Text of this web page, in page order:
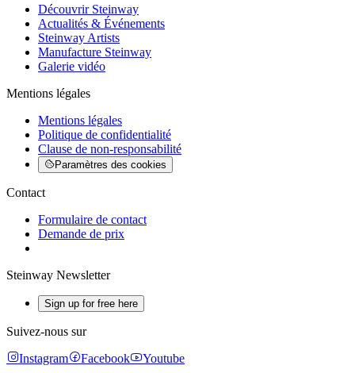
Découvrir Steinway
Actualités & Événements
Steinway Artists
Manufacture Steinway
Galerie vidéo
Mentions légales
Mentions légales
Politique de confidentialité
Clause de non-responsabilité
Paramètres des cookies
Contact
Formulaire de contact
Demande de prix
Steinway Newsletter
Sign up for free here
Suivez-nous sur
Instagram
Facebook Youtube